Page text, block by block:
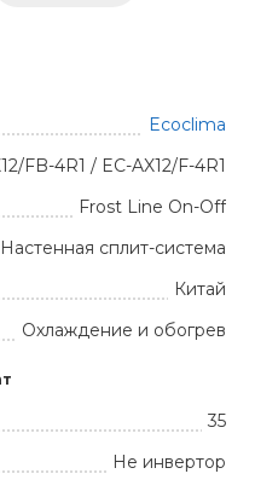
Ecoclima
FB-4R1 / EC-AX12/F-4R1
Frost Line On-Off
Настенная сплит-система
Китай
Охлаждение и обогрев
35
Не инвертор